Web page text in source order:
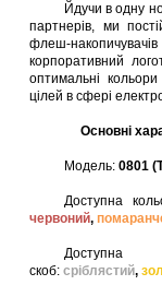
Йдучи в одну
партнерів, ми
флеш-
корпоративний
оптимальні
цілей в сфері
Основні
Модель: 0801
Доступна
червоний,
скоб: сріблястий,